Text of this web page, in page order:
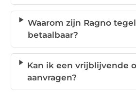
Waarom zijn Ragno
betaalbaar?
Kan ik een vrijblijvende
aanvragen?